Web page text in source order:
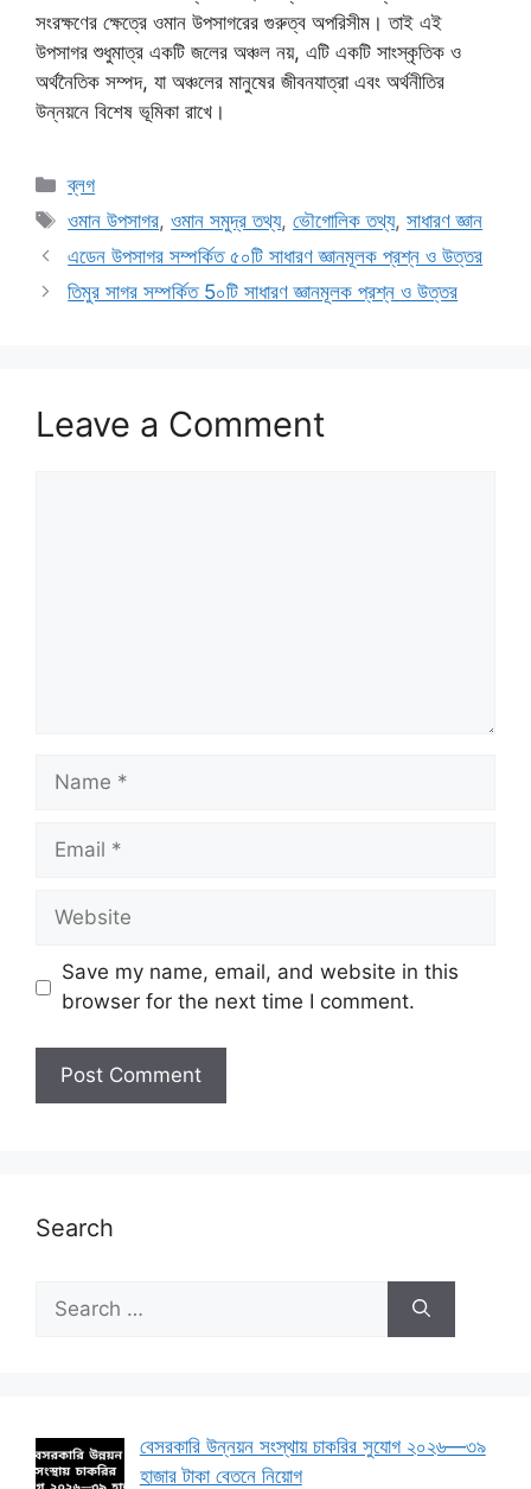
সংরক্ষণের ক্ষেত্রে ওমান উপসাগরের গুরুত্ব অপরিসীম। তাই এই
উপসাগর শুধুমাত্র একটি জলের অঞ্চল নয়, এটি একটি সাংস্কৃতিক ও
অর্থনৈতিক সম্পদ, যা অঞ্চলের মানুষের জীবনযাত্রা এবং অর্থনীতির
উন্নয়নে বিশেষ ভূমিকা রাখে।
Categories
ব্লগ
Tags
ওমান উপসাগর,ওমান সমুদ্র তথ্য,ভৌগোলিক তথ্য,সাধারণ জ্ঞান
এডেন উপসাগর সম্পর্কিত ৫০টি সাধারণ জ্ঞানমূলক প্রশ্ন ও উত্তর
তিমুর সাগর সম্পর্কিত 5০টি সাধারণ জ্ঞানমূলক প্রশ্ন ও উত্তর
Leave a Comment
Name
Email
Website
Save my name, email, and website in this
browser for the next time I comment.
Search
for:
বেসরকারি উন্নয়ন সংস্থায় চাকরির সুযোগ ২০২৬—৩৯
হাজার টাকা বেতনে নিয়োগ